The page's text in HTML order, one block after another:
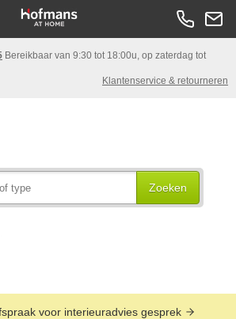
Bereikbaar van 9:30 tot 18:00u, op zaterdag tot
Klantenservice & retourneren
Zoeken
voor interieuradvies gesprek